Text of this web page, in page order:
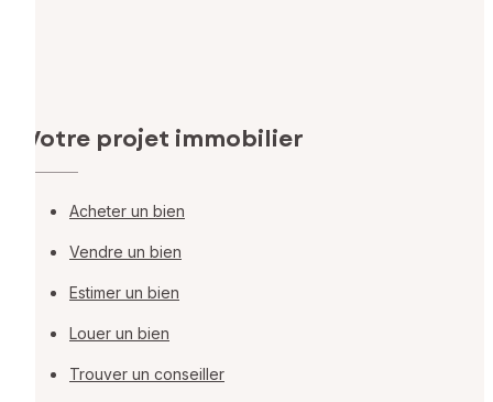
Votre projet immobilier
Acheter un bien
Vendre un bien
Estimer un bien
Louer un bien
Trouver un conseiller